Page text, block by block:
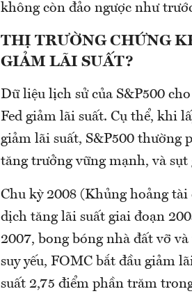
không còn đảo ngược như
THỊ TRƯỜNG CHỨNG
GIẢM LÃI SUẤT?
Dữ liệu lịch sử của S&P500
Fed giảm lãi suất. Cụ thể, khi
giảm lãi suất, S&P500 thường
tăng trưởng vững mạnh, và
Chu kỳ 2008 (Khủng hoảng
dịch tăng lãi suất giai đoạn
2007, bong bóng nhà đất vỡ
suy yếu, FOMC bắt đầu giảm
suất 2,75 điểm phần trăm